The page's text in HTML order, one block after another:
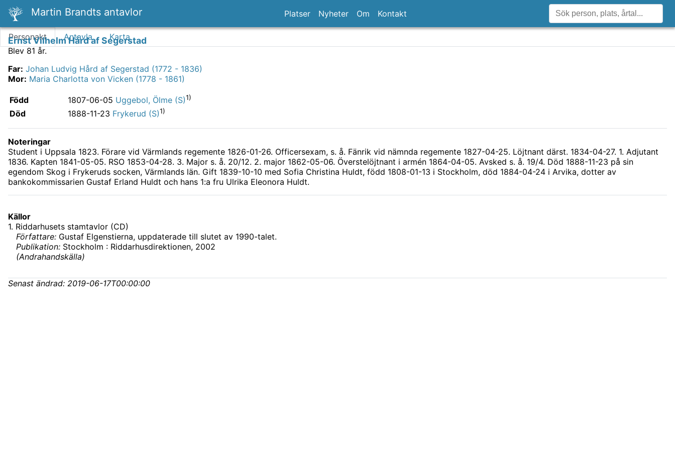
Martin Brandts antavlor Platser Nyheter Om Kontakt
Personakt Antavla Karta
Ernst Vilhelm Hård af Segerstad
Blev 81 år.
Far: Johan Ludvig Hård af Segerstad (1772 - 1836)
Mor: Maria Charlotta von Vicken (1778 - 1861)
Född 1807-06-05 Uggebol, Ölme (S)1)
Död 1888-11-23 Frykerud (S)1)
Noteringar
Student i Uppsala 1823. Förare vid Värmlands regemente 1826-01-26. Officersexam, s. å. Fänrik vid nämnda regemente 1827-04-25. Löjtnant därst. 1834-04-27. 1. Adjutant
1836. Kapten 1841-05-05. RSO 1853-04-28. 3. Major s. å. 20/12. 2. major 1862-05-06. Överstelöjtnant i armén 1864-04-05. Avsked s. å. 19/4. Död 1888-11-23 på sin
egendom Skog i Frykeruds socken, Värmlands län. Gift 1839-10-10 med Sofia Christina Huldt, född 1808-01-13 i Stockholm, död 1884-04-24 i Arvika, dotter av
bankokommissarien Gustaf Erland Huldt och hans 1:a fru Ulrika Eleonora Huldt.
Källor
1. Riddarhusets stamtavlor (CD)
Författare: Gustaf Elgenstierna, uppdaterade till slutet av 1990-talet.
Publikation: Stockholm : Riddarhusdirektionen, 2002
(Andrahandskälla)
Senast ändrad: 2019-06-17T00:00:00